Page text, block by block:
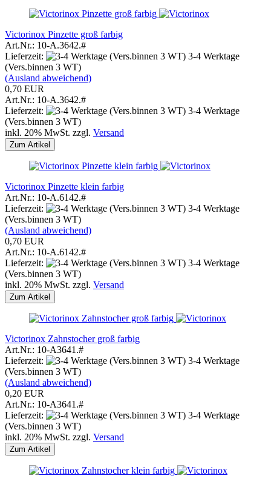
Victorinox Pinzette groß farbig
Art.Nr.: 10-A.3642.#
Lieferzeit:
3-4 Werktage
(Vers.binnen 3 WT)
(Ausland abweichend)
0,70 EUR
Art.Nr.: 10-A.3642.#
Lieferzeit:
3-4 Werktage
(Vers.binnen 3 WT)
inkl. 20% MwSt. zzgl. Versand
Zum Artikel
Victorinox Pinzette klein farbig
Art.Nr.: 10-A.6142.#
Lieferzeit:
3-4 Werktage
(Vers.binnen 3 WT)
(Ausland abweichend)
0,70 EUR
Art.Nr.: 10-A.6142.#
Lieferzeit:
3-4 Werktage
(Vers.binnen 3 WT)
inkl. 20% MwSt. zzgl. Versand
Zum Artikel
Victorinox Zahnstocher groß farbig
Art.Nr.: 10-A3641.#
Lieferzeit:
3-4 Werktage
(Vers.binnen 3 WT)
(Ausland abweichend)
0,20 EUR
Art.Nr.: 10-A3641.#
Lieferzeit:
3-4 Werktage
(Vers.binnen 3 WT)
inkl. 20% MwSt. zzgl. Versand
Zum Artikel